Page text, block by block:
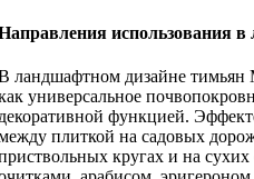
использования
ландшафтном дизайне тимьян
универсальное
функцией.
плиткой на садовых
кругах и на